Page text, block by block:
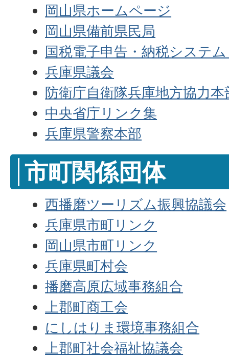
岡山県ホームページ
岡山県備前県民局
国税電子申告・納税システ
兵庫県議会
防衛庁自衛隊兵庫地方協力本
中央省庁リンク集
兵庫県警察本部
市町関係団体
西播磨ツーリズム振興協議会
兵庫県市町リンク
岡山県市町リンク
兵庫県町村会
播磨高原広域事務組合
上郡町商工会
にしはりま環境事務組合
上郡町社会福祉協議会